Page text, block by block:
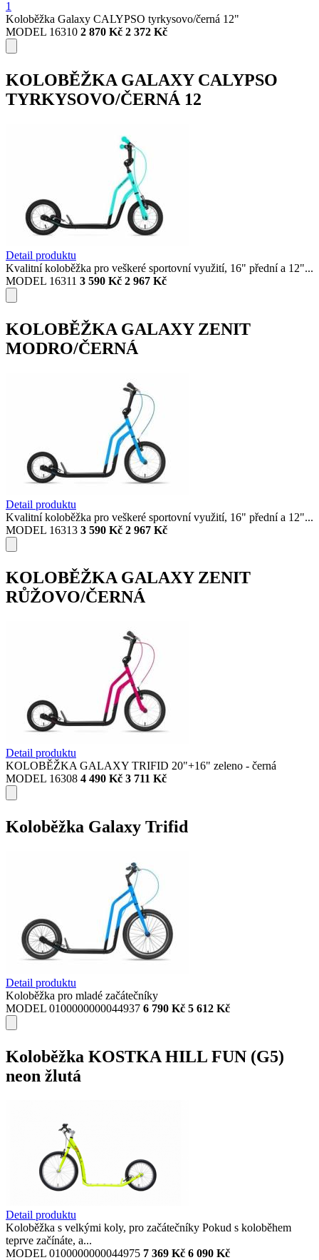
1
Koloběžka Galaxy CALYPSO tyrkysovo/černá 12"
MODEL 16310 2 870 Kč 2 372 Kč
KOLOBĚŽKA GALAXY CALYPSO
TYRKYSOVO/ČERNÁ 12
Detail produktu
Kvalitní koloběžka pro veškeré sportovní využití, 16" přední a 12"...
MODEL 16311 3 590 Kč 2 967 Kč
KOLOBĚŽKA GALAXY ZENIT
MODRO/ČERNÁ
Detail produktu
Kvalitní koloběžka pro veškeré sportovní využití, 16" přední a 12"...
MODEL 16313 3 590 Kč 2 967 Kč
KOLOBĚŽKA GALAXY ZENIT
RŮŽOVO/ČERNÁ
Detail produktu
KOLOBĚŽKA GALAXY TRIFID 20"+16" zeleno - černá
MODEL 16308 4 490 Kč 3 711 Kč
Koloběžka Galaxy Trifid
Detail produktu
Koloběžka pro mladé začátečníky
MODEL 0100000000044937 6 790 Kč 5 612 Kč
Koloběžka KOSTKA HILL FUN (G5)
neon žlutá
Detail produktu
Koloběžka s velkými koly, pro začátečníky Pokud s koloběhem
teprve začínáte, a...
MODEL 0100000000044975 7 369 Kč 6 090 Kč